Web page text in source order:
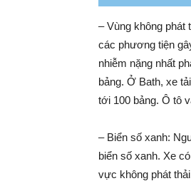
– Vùng không phát
các phương tiện
nhiễm nặng nhất
bảng. Ở Bath, xe
tới 100 bảng. Ô tô
– Biển số xanh:
biển số xanh. Xe
vực không phát